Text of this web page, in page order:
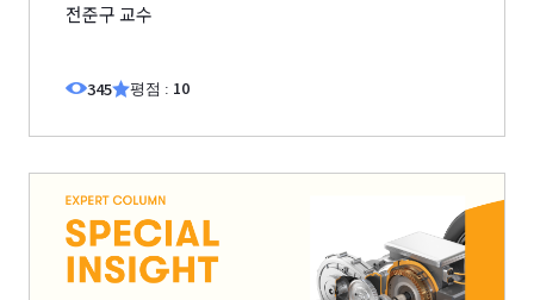
전준구 교수
345 평점 : 10